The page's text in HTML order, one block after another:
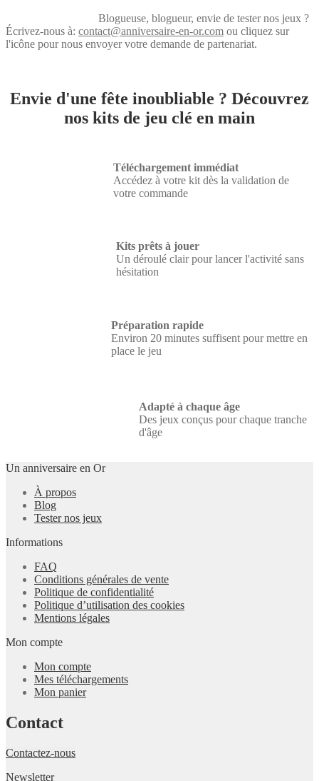
Blogueuse, blogueur, envie de tester nos jeux ?
Écrivez-nous à: contact@anniversaire-en-or.com ou cliquez sur
l'icône pour nous envoyer votre demande de partenariat.
Envie d'une fête inoubliable ? Découvrez
nos kits de jeu clé en main
Téléchargement immédiat
Accédez à votre kit dès la validation de
votre commande
Kits prêts à jouer
Un déroulé clair pour lancer l'activité sans
hésitation
Préparation rapide
Environ 20 minutes suffisent pour mettre en
place le jeu
Adapté à chaque âge
Des jeux conçus pour chaque tranche
d'âge
Un anniversaire en Or
À propos
Blog
Tester nos jeux
Informations
FAQ
Conditions générales de vente
Politique de confidentialité
Politique d’utilisation des cookies
Mentions légales
Mon compte
Mon compte
Mes téléchargements
Mon panier
Contact
Contactez-nous
Newsletter